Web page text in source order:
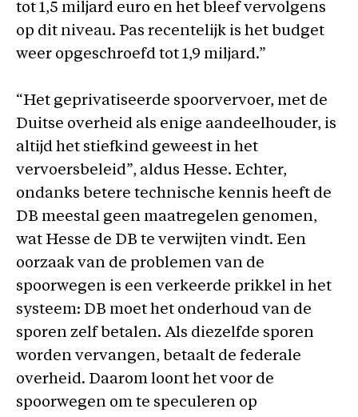
tot 1,5 miljard euro en het bleef vervolgens
op dit niveau. Pas recentelijk is het budget
weer opgeschroefd tot 1,9 miljard.”
“Het geprivatiseerde spoorvervoer, met de
Duitse overheid als enige aandeelhouder, is
altijd het stiefkind geweest in het
vervoersbeleid”, aldus Hesse. Echter,
ondanks betere technische kennis heeft de
DB meestal geen maatregelen genomen,
wat Hesse de DB te verwijten vindt. Een
oorzaak van de problemen van de
spoorwegen is een verkeerde prikkel in het
systeem: DB moet het onderhoud van de
sporen zelf betalen. Als diezelfde sporen
worden vervangen, betaalt de federale
overheid. Daarom loont het voor de
spoorwegen om te speculeren op